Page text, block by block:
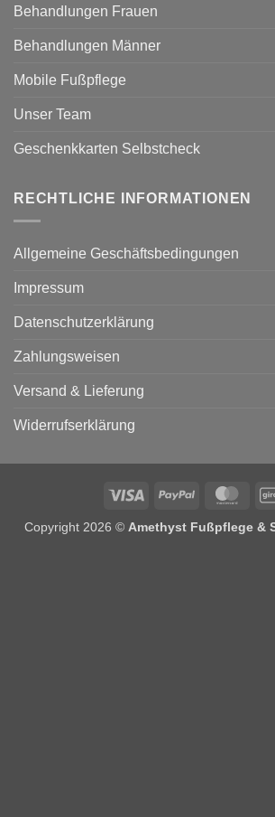
Behandlungen Frauen
Behandlungen Männer
Mobile Fußpflege
Unser Team
Geschenkkarten Selbstcheck
RECHTLICHE INFORMATIONEN
Allgemeine Geschäftsbedingungen
Impressum
Datenschutzerklärung
Zahlungsweisen
Versand & Lieferung
Widerrufserklärung
Visa PayPal
Copyright 2026 © Amethyst Fußpflege &